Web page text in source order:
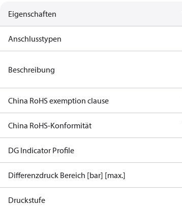
Eigenschaften
Anschlusstypen
Beschreibung
China RoHS exemption clause
China RoHS-Konformität
DG Indicator Profile
Differenzdruck Bereich [bar] [max.]
Druckstufe